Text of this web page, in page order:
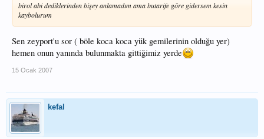
birol abi dediklerinden bişey anlamadım ama butarife göre gidersem kesin
kaybolurum
Sen zeyport'u sor ( böle koca koca yük gemilerinin olduğu yer)
hemen onun yanında bulunmakta gittiğimiz yerde
15 Ocak 2007
kefal